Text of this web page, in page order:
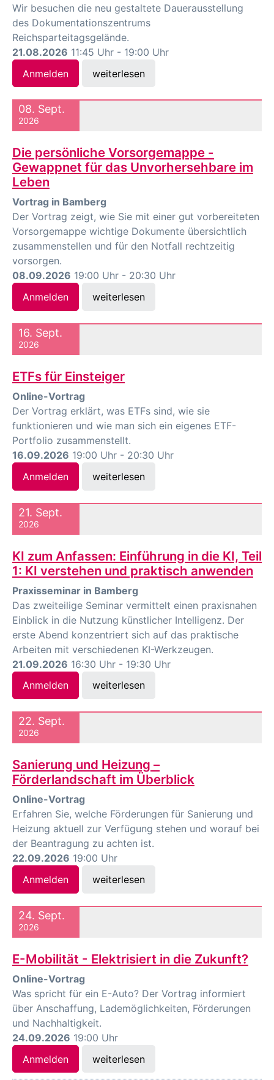
Wir besuchen die neu gestaltete Dauerausstellung
des Dokumentationszentrums
Reichsparteitagsgelände.
21.08.2026 11:45 Uhr - 19:00 Uhr
Anmelden
weiterlesen
08. Sept.
2026
Die persönliche Vorsorgemappe -
Gewappnet für das Unvorhersehbare im
Leben
Vortrag in Bamberg
Der Vortrag zeigt, wie Sie mit einer gut vorbereiteten
Vorsorgemappe wichtige Dokumente übersichtlich
zusammenstellen und für den Notfall rechtzeitig
vorsorgen.
08.09.2026 19:00 Uhr - 20:30 Uhr
Anmelden
weiterlesen
16. Sept.
2026
ETFs für Einsteiger
Online-Vortrag
Der Vortrag erklärt, was ETFs sind, wie sie
funktionieren und wie man sich ein eigenes ETF-
Portfolio zusammenstellt.
16.09.2026 19:00 Uhr - 20:30 Uhr
Anmelden
weiterlesen
21. Sept.
2026
KI zum Anfassen: Einführung in die KI, Teil
1: KI verstehen und praktisch anwenden
Praxisseminar in Bamberg
Das zweiteilige Seminar vermittelt einen praxisnahen
Einblick in die Nutzung künstlicher Intelligenz. Der
erste Abend konzentriert sich auf das praktische
Arbeiten mit verschiedenen KI-Werkzeugen.
21.09.2026 16:30 Uhr - 19:30 Uhr
Anmelden
weiterlesen
22. Sept.
2026
Sanierung und Heizung –
Förderlandschaft im Überblick
Online-Vortrag
Erfahren Sie, welche Förderungen für Sanierung und
Heizung aktuell zur Verfügung stehen und worauf bei
der Beantragung zu achten ist.
22.09.2026 19:00 Uhr
Anmelden
weiterlesen
24. Sept.
2026
E-Mobilität - Elektrisiert in die Zukunft?
Online-Vortrag
Was spricht für ein E-Auto? Der Vortrag informiert
über Anschaffung, Lademöglichkeiten, Förderungen
und Nachhaltigkeit.
24.09.2026 19:00 Uhr
Anmelden
weiterlesen